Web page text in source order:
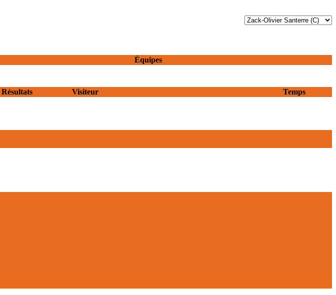
Équipes
Résultats Visiteur Temps